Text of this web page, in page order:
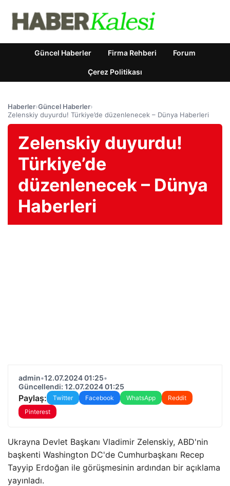
Güncel Haberler Firma Rehberi Forum
Çerez Politikası
Haberler›Güncel Haberler›
Zelenskiy duyurdu! Türkiye’de düzenlenecek – Dünya Haberleri
Zelenskiy duyurdu!
Türkiye’de
düzenlenecek – Dünya
Haberleri
admin•12.07.2024 01:25•
Güncellendi: 12.07.2024 01:25
Paylaş: Twitter Facebook WhatsApp
Reddit
Pinterest
Ukrayna Devlet Başkanı Vladimir Zelenskiy, ABD'nin
başkenti Washington DC'de Cumhurbaşkanı Recep
Tayyip Erdoğan ile görüşmesinin ardından bir açıklama
yayınladı.